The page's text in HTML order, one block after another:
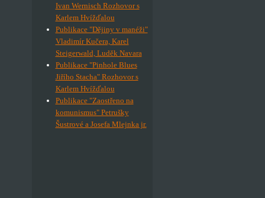
Ivan Wernisch Rozhovor s
Karlem Hvížďalou
Publikace "Dějiny v manéži"
Vladimír Kučera, Karel
Steigerwald, Luděk Navara
Publikace "Pinhole Blues
Jiřího Stacha" Rozhovor s
Karlem Hvížďalou
Publikace "Zaostřeno na
komunismus" Petrušky
Šustrové a Josefa Mlejnka jr.